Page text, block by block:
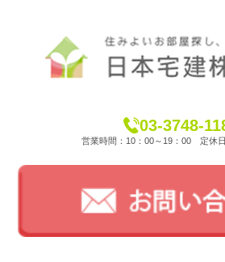
03-3748-
営業時間：10：00～19：00 定休